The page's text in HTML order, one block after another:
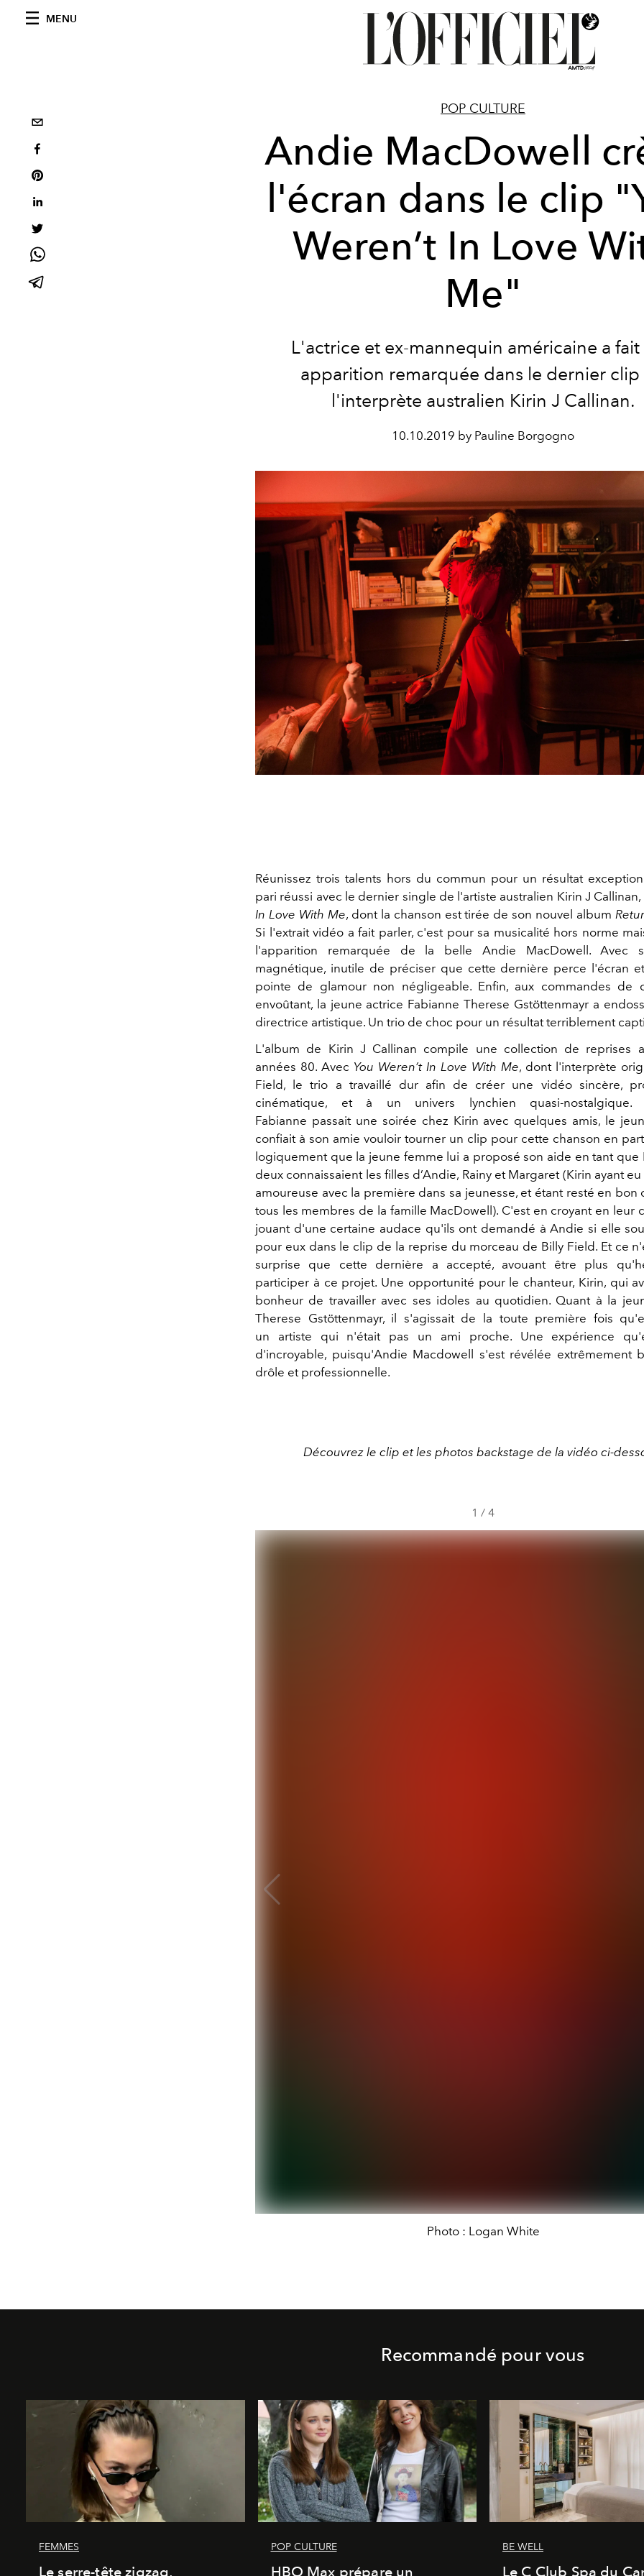
MENU
POP CULTURE
Andie MacDowell
l'écran dans le clip
Weren’t In Love
Me"
L'actrice et ex-mannequin américaine a fait
apparition remarquée dans le dernier clip
l'interprète australien Kirin J Callinan.
10.10.2019 by Pauline Borgogno
Réunissez trois talents hors du commun pour un résultat
pari réussi avec le dernier single de l'artiste australien Kirin J Callinan,
In Love With Me, dont la chanson est tirée de son nouvel album
Si l'extrait vidéo a fait parler, c'est pour sa musicalité hors norme
l'apparition remarquée de la belle Andie MacDowell. Avec
magnétique, inutile de préciser que cette dernière perce l'écran
pointe de glamour non négligeable. Enfin, aux commandes de
envoûtant, la jeune actrice Fabianne Therese Gstöttenmayr a
directrice artistique. Un trio de choc pour un résultat terriblement
L'album de Kirin J Callinan compile une collection de reprises
années 80. Avec You Weren’t In Love With Me, dont l'interprète
Field, le trio a travaillé dur afin de créer une vidéo sincère,
cinématique, et à un univers lynchien quasi-
Fabianne passait une soirée chez Kirin avec quelques amis, le
confiait à son amie vouloir tourner un clip pour cette chanson en
logiquement que la jeune femme lui a proposé son aide en tant que
deux connaissaient les filles d’Andie, Rainy et Margaret (Kirin ayant
amoureuse avec la première dans sa jeunesse, et étant resté en bon
tous les membres de la famille MacDowell). C'est en croyant en leur
jouant d'une certaine audace qu'ils ont demandé à Andie si elle
pour eux dans le clip de la reprise du morceau de Billy Field. Et ce
surprise que cette dernière a accepté, avouant être plus
participer à ce projet. Une opportunité pour le chanteur, Kirin, qui
bonheur de travailler avec ses idoles au quotidien. Quant à la
Therese Gstöttenmayr, il s'agissait de la toute première fois
un artiste qui n'était pas un ami proche. Une expérience
d'incroyable, puisqu'Andie Macdowell s'est révélée extrêmement
drôle et professionnelle.
Découvrez le clip et les photos backstage de la vidéo ci-
1 / 4
Photo : Logan White
Recommandé pour vous
FEMMES
Le serre-tête zigzag,
POP CULTURE
HBO Max prépare un
BE WELL
Le C Club Spa du